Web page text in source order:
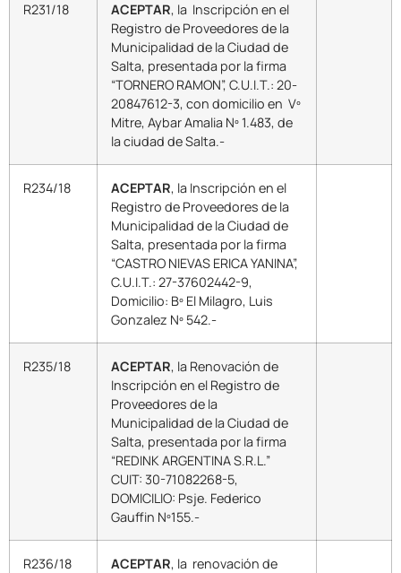
R231/18 ACEPTAR, la Inscripción en el
Registro de Proveedores de la
Municipalidad de la Ciudad de
Salta, presentada por la firma
“TORNERO RAMON”, C.U.I.T.: 20-
20847612-3, con domicilio en Vº
Mitre, Aybar Amalia Nº 1.483, de
la ciudad de Salta.-
R234/18 ACEPTAR, la Inscripción en el
Registro de Proveedores de la
Municipalidad de la Ciudad de
Salta, presentada por la firma
“CASTRO NIEVAS ERICA YANINA”,
C.U.I.T.: 27-37602442-9,
Domicilio: Bº El Milagro, Luis
Gonzalez Nº 542.-
R235/18 ACEPTAR, la Renovación de
Inscripción en el Registro de
Proveedores de la
Municipalidad de la Ciudad de
Salta, presentada por la firma
“REDINK ARGENTINA S.R.L.”
CUIT: 30-71082268-5,
DOMICILIO: Psje. Federico
Gauffin Nº155.-
R236/18 ACEPTAR, la renovación de